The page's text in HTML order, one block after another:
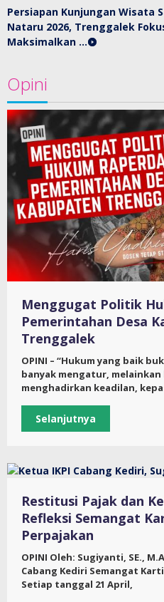
Persiapan Kunjungan Wisata
Nataru 2026, Trenggalek
Maksimalkan …
Opini
Menggugat Politik
Pemerintahan Desa
Trenggalek
OPINI – “Hukum yang baik
banyak mengatur,
menghadirkan keadilan,
Selanjutnya
Restitusi Pajak dan
Refleksi Semangat
Perpajakan
OPINI Oleh: Sugiyanti, SE.,
Cabang Kediri Semangat
Setiap tanggal 21 April,